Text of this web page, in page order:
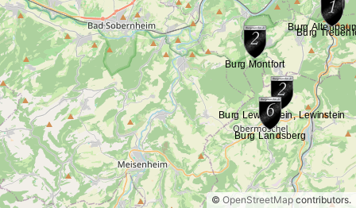
© OpenStreetMapcontributors.